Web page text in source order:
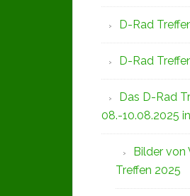
D-Rad
D-Rad
Das D-Rad
08.-10.08.2025
Bilder von
Treffen 2025